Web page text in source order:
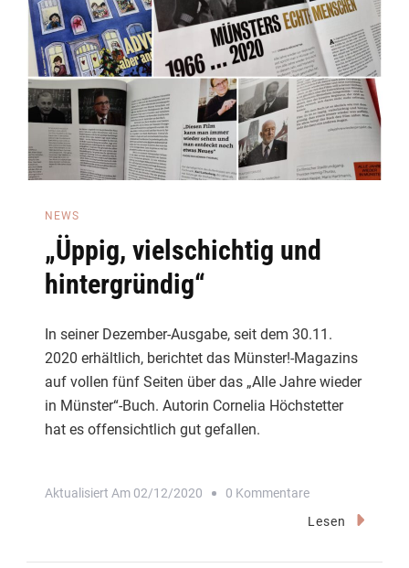
Lebendig!“
NEWS
„Üppig, vielschichtig und
hintergründig“
In seiner Dezember-Ausgabe, seit dem 30.11.
2020 erhältlich, berichtet das Münster!-Magazins
auf vollen fünf Seiten über das „Alle Jahre wieder
in Münster“-Buch. Autorin Cornelia Höchstetter
hat es offensichtlich gut gefallen.
Aktualisiert Am 02/12/2020 0 KommentareZu
„Üppig,
Lesen